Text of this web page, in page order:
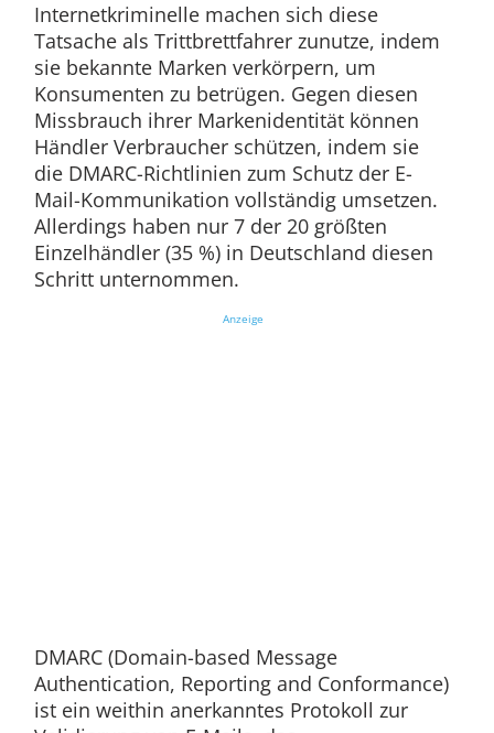
Internetkriminelle machen sich diese
Tatsache als Trittbrettfahrer zunutze, indem
sie bekannte Marken verkörpern, um
Konsumenten zu betrügen. Gegen diesen
Missbrauch ihrer Markenidentität können
Händler Verbraucher schützen, indem sie
die DMARC-Richtlinien zum Schutz der E-
Mail-Kommunikation vollständig umsetzen.
Allerdings haben nur 7 der 20 größten
Einzelhändler (35 %) in Deutschland diesen
Schritt unternommen.
Anzeige
DMARC (Domain-based Message
Authentication, Reporting and Conformance)
ist ein weithin anerkanntes Protokoll zur